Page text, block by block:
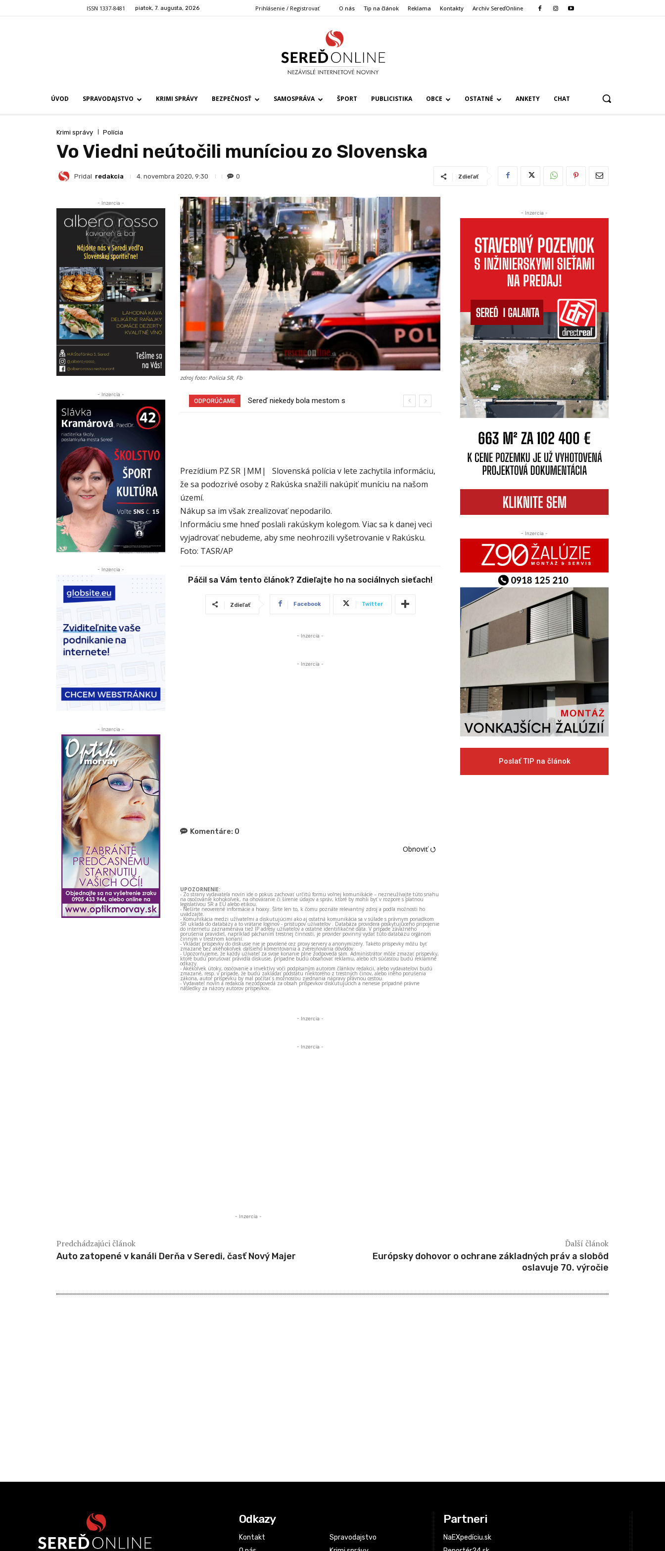
ISSN 1337-8481 piatok, 7. augusta, 2026 Prihlásenie / Registrovať O nás Tip na článok Reklama Kontakty Archív SereďOnline
ÚVOD SPRAVODAJSTVO KRIMI SPRÁVY BEZPEČNOSŤ SAMOSPRÁVA ŠPORT PUBLICISTIKA OBCE OSTATNÉ ANKETY CHAT
Krimi správy Polícia
Vo Viedni neútočili muníciou zo Slovenska
Pridal redakcia 4. novembra 2020, 9:30 0 Zdieľať
- Inzercia -
- Inzercia -
- Inzercia -
- Inzercia -
zdroj foto: Polícia SR, Fb
ODPORÚČAME
Sereď niekedy bola mestom s
Pri venčení na Jesenského ulici mal
Prezídium PZ SR |MM| Slovenská polícia v lete zachytila informáciu,
že sa podozrivé osoby z Rakúska snažili nakúpiť muníciu na našom
území.
Nákup sa im však zrealizovať nepodarilo.
Informáciu sme hneď poslali rakúskym kolegom. Viac sa k danej veci
vyjadrovať nebudeme, aby sme neohrozili vyšetrovanie v Rakúsku.
Foto: TASR/AP
Páčil sa Vám tento článok? Zdieľajte ho na sociálnych sieťach!
Zdieľať Facebook Twitter
- Inzercia -
- Inzercia -
Komentáre: 0
Obnoviť ⭯
UPOZORNENIE:
- Zo strany vydavateľa novín ide o pokus zachovať určitú formu voľnej komunikácie – nezneužívajte túto snahu
na osočovanie kohokoľvek, na ohováranie či šírenie údajov a správ, ktoré by mohli byť v rozpore s platnou
legislatívou SR a EÚ alebo etikou.
- Nešírte neoverené informácie a hoaxy. Šírte len to, k čomu poznáte relevantný zdroj a podľa možnosti ho
uvádzajte.
- Komunikácia medzi užívateľmi a diskutujúcimi ako aj ostatná komunikácia sa v súlade s právnym poriadkom
SR ukladá do databázy a to vrátane loginov - prístupov užívateľov . Databáza providera poskytujúceho pripojenie
do internetu zaznamenáva tiež IP adresy užívateľov a ostatné identifikačné dáta. V prípade závažného
porušenia pravidiel, napríklad páchaním trestnej činnosti, je provider povinný vydať túto databázu orgánom
činným v trestnom konaní.
- Vkladať príspevky do diskusie nie je povolené cez proxy servery a anonymizéry. Takéto príspevky môžu byť
zmazané bez akéhokoľvek ďalšieho komentovania a zverejňovania dôvodov.
- Upozorňujeme, že každý užívateľ za svoje konanie plne zodpovedá sám. Administrátor môže zmazať príspevky,
ktoré budú porušovať pravidlá diskusie, prípadne budú obsahovať reklamu, alebo ich súčasťou budú reklamné
odkazy.
- Akékoľvek útoky, osočovanie a invektívy voči podpísaným autorom článkov redakcii, alebo vydavateľovi budú
zmazané, resp. v prípade, že budú zakladať podstatu niektorého z trestných činov, alebo iného porušenia
zákona, autor príspevku by mal počítať s možnosťou zjednania nápravy právnou cestou.
- Vydavateľ novín a redakcia nezodpovedá za obsah príspevkov diskutujúcich a nenesie prípadné právne
následky za názory autorov príspevkov.
- Inzercia -
- Inzercia -
- Inzercia -
- Inzercia -
- Inzercia -
Poslať TIP na článok
Predchádzajúci článok
Auto zatopené v kanáli Derňa v Seredi, časť Nový Majer
Ďalší článok
Európsky dohovor o ochrane základných práv a slobôd
oslavuje 70. výročie
Odkazy
Kontakt
Spravodajstvo
Partneri
NaEXpedíciu.sk